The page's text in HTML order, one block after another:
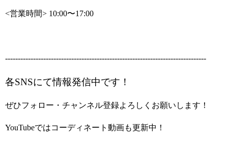
<営業時間> 10:00〜17:00
-------------------------------------------------------------------------------
各SNSにて情報発信中です！
ぜひフォロー・チャンネル登録よろしくお願いします！
YouTubeではコーディネート動画も更新中！